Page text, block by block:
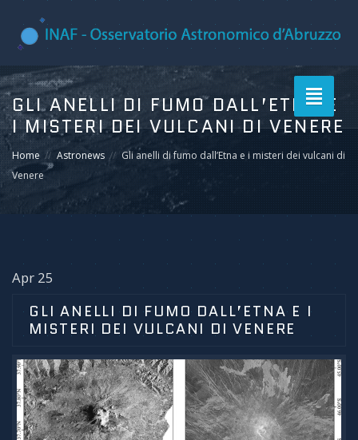
Toggle
GLI ANELLI DI FUMO DALL’ETNA E
I MISTERI DEI VULCANI DI VENERE
Home Astronews
Gli anelli di fumo dall’Etna e i misteri dei vulcani di
Venere
Apr 25
GLI ANELLI DI FUMO DALL’ETNA E I
MISTERI DEI VULCANI DI VENERE